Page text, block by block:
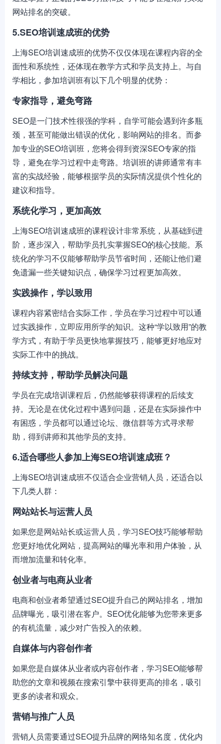
网站排名的突破。
5.SEO培训速成班的优势
上海SEO培训速成班的优势不仅仅体现在课程内容的全
面性和系统性，还体现在教学方式和学员支持上。与自
学相比，参加培训班有以下几个明显的优势：
专家指导，避免弯路
SEO是一门技术性很强的学科，自学可能会遇到许多瓶
颈，甚至可能做出错误的优化，影响网站的排名。而参
加专业的SEO培训班，您将会得到资深SEO专家的指
导，避免在学习过程中走弯路。培训班的讲师通常有丰
富的实战经验，能够根据学员的实际情况提供个性化的
建议和指导。
系统化学习，更加高效
上海SEO培训速成班的课程设计非常系统，从基础到进
阶，逐步深入，帮助学员扎实掌握SEO的核心技能。系
统化的学习不仅能够帮助学员节省时间，还能让他们避
免遗漏一些关键知识点，确保学习过程更加高效。
实践操作，学以致用
课程内容紧密结合实际工作，学员在学习过程中可以通
过实践操作，立即应用所学的知识。这种“学以致用”的教
学方式，有助于学员更快地掌握技巧，能够更好地应对
实际工作中的挑战。
持续支持，帮助学员解决问题
学员在完成培训课程后，仍然能够获得课程的后续支
持。无论是在优化过程中遇到问题，还是在实际操作中
有困惑，学员都可以通过论坛、微信群等方式寻求帮
助，得到讲师和其他学员的支持。
6.适合哪些人参加上海SEO培训速成班？
上海SEO培训速成班不仅适合企业营销人员，还适合以
下几类人群：
网站站长与运营人员
如果您是网站站长或运营人员，学习SEO技巧能够帮助
您更好地优化网站，提高网站的曝光率和用户体验，从
而增加流量和转化率。
创业者与电商从业者
电商和创业者希望通过SEO提升自己的网站排名，增加
品牌曝光，吸引潜在客户。SEO优化能够为您带来更多
的有机流量，减少对广告投入的依赖。
自媒体与内容创作者
如果您是自媒体从业者或内容创作者，学习SEO能够帮
助您的文章和视频在搜索引擎中获得更高的排名，吸引
更多的读者和观众。
营销与推广人员
营销人员需要通过SEO提升品牌的网络知名度，优化内